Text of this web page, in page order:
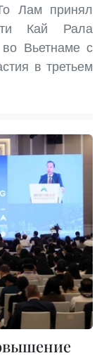
Лам принял
Кай Рала
Вьетнаме с
в третьем